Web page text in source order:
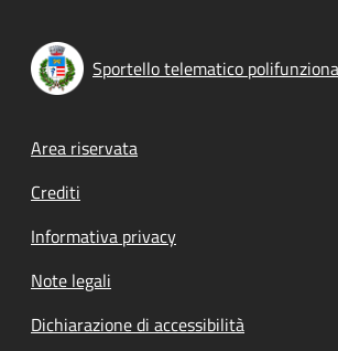
Sportello telematico
Footer menu
Area riservata
Crediti
Informativa privacy
Note legali
Dichiarazione di accessibilità